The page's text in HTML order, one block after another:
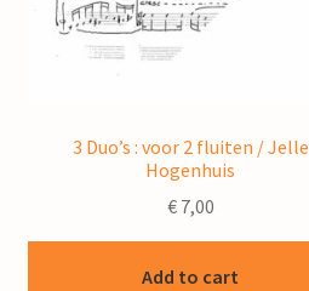
3 Duo’s : voor 2 fluiten / Jelle
Hogenhuis
€7,00
Add to cart